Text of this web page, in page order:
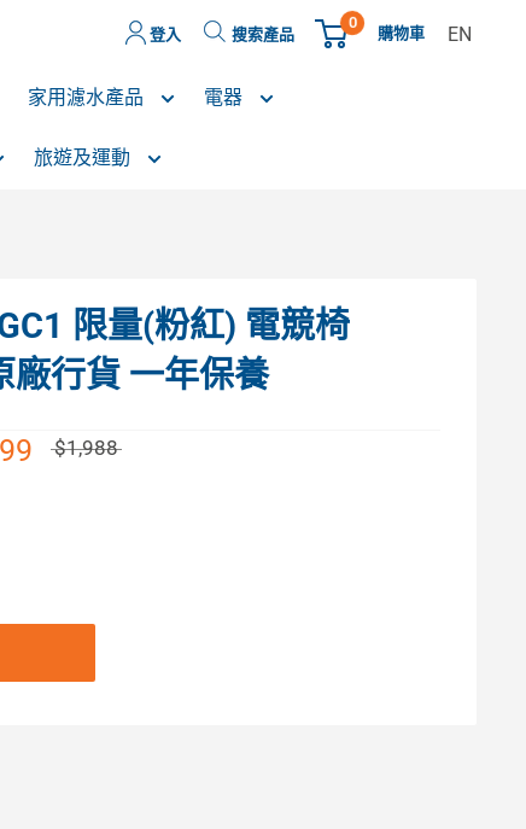
登入 搜索產品
0
購物車 EN
家用濾水產品 電器
旅遊及運動
限量(粉紅) 電競椅
廠行貨 一年保養
$1,988